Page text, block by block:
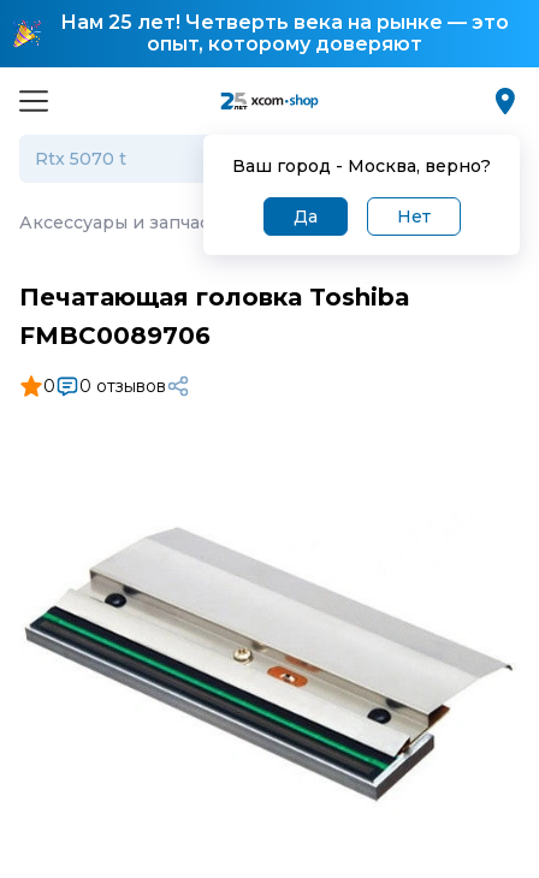
Нам 25 лет! Четверть века на рынке — это
опыт, которому доверяют
Ваш город - Москва, верно?
Да Нет
Аксессуары и запчасти для торгового оборудования
Печатающая головка Toshiba
FMBC0089706
0 0 отзывов